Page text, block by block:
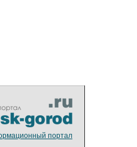
портал